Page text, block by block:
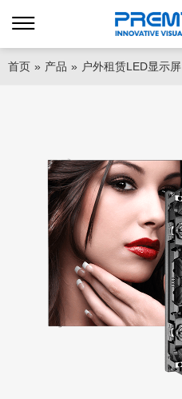
首页 » 产品 » 户外租赁LED显示屏